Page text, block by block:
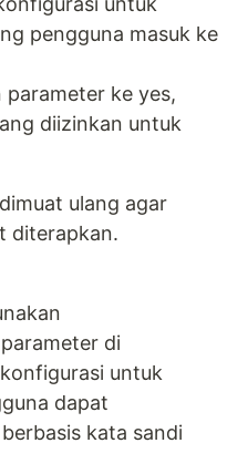
pengguna masuk ke
ke yes,
diizinkan untuk
ulang agar
diterapkan.
di
untuk
dapat
kata sandi